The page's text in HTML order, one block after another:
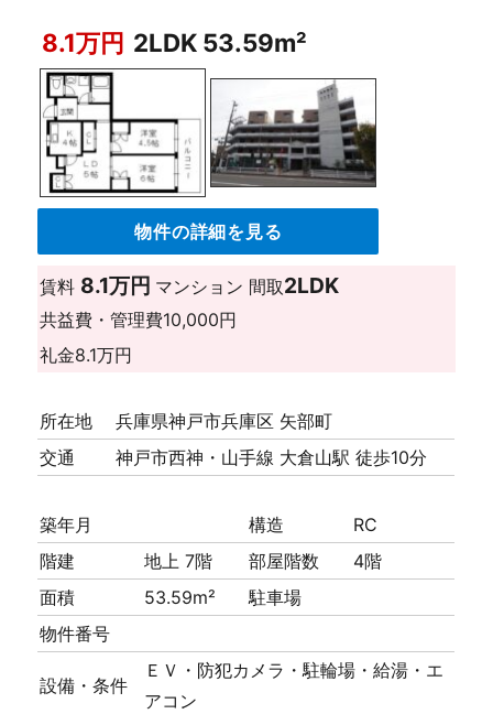
8.1万円 2LDK 53.59m²
物件の詳細を見る
賃料 8.1万円 マンション 間取2LDK
共益費・管理費10,000円
礼金8.1万円
所在地
兵庫県神戸市兵庫区 矢部町
交通
神戸市西神・山手線 大倉山駅 徒歩10分
築年月 構造
RC
階建
地上 7階 部屋階数
4階
面積
53.59m²
駐車場
物件番号
設備・条件
ＥＶ・防犯カメラ・駐輪場・給湯・エ
アコン